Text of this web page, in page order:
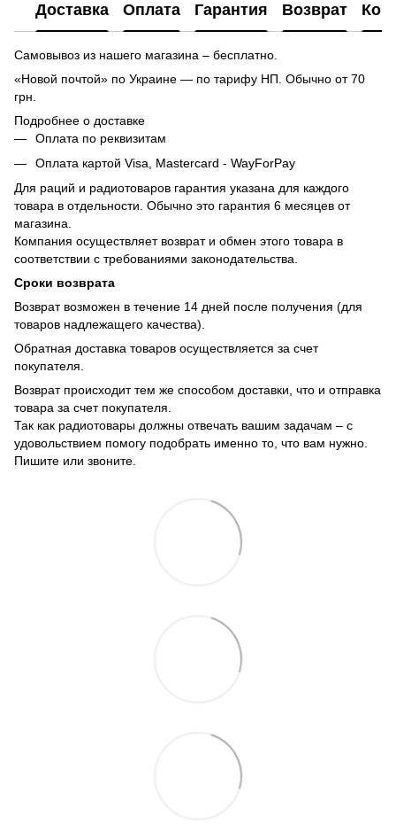
Доставка Оплата Гарантия Возврат
Самовывоз из нашего магазина – бесплатно.
«Новой почтой» по Украине — по тарифу НП. Обычно от 70
грн.
Подробнее о доставке
Оплата по реквизитам
Оплата картой Visa, Mastercard - WayForPay
Для раций и радиотоваров гарантия указана для каждого
товара в отдельности. Обычно это гарантия 6 месяцев от
магазина.
Компания осуществляет возврат и обмен этого товара в
соответствии с требованиями законодательства.
Сроки возврата
Возврат возможен в течение 14 дней после получения (для
товаров надлежащего качества).
Обратная доставка товаров осуществляется за счет
покупателя.
Возврат происходит тем же способом доставки, что и отправка
товара за счет покупателя.
Так как радиотовары должны отвечать вашим задачам – с
удовольствием помогу подобрать именно то, что вам нужно.
Пишите или звоните.